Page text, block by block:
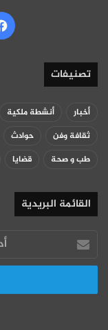
تصنيفات
أخبار أنشطة ملكية
ثقافة وفن
حوادث
طب و صحة
قضايا
القائمة البريدية
أدخل
بريدك
الإلكتروني